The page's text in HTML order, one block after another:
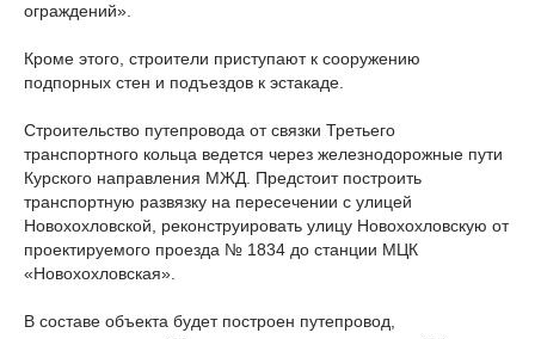
ограждений».
Кроме этого, строители приступают к сооружению
подпорных стен и подъездов к эстакаде.
Строительство путепровода от связки Третьего
транспортного кольца ведется через железнодорожные пути
Курского направления МЖД. Предстоит построить
транспортную развязку на пересечении с улицей
Новохохловской, реконструировать улицу Новохохловскую от
проектируемого проезда № 1834 до станции МЦК
«Новохохловская».
В составе объекта будет построен путепровод,